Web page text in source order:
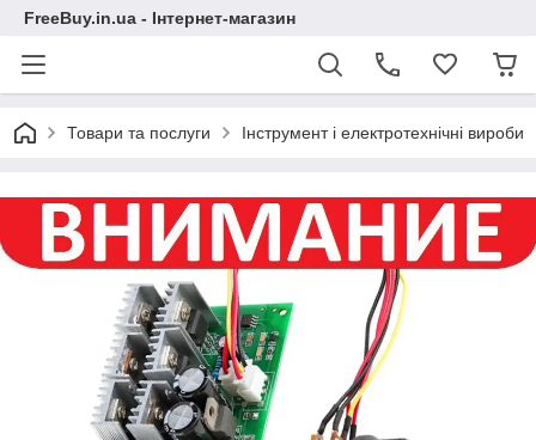
FreeBuy.in.ua - Інтернет-магазин
Товари та послуги Інструмент і електротехнічні вироби